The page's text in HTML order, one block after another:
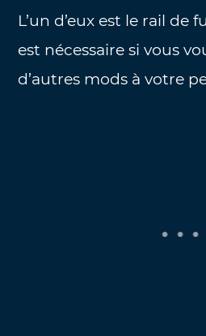
L’un d’eux est le rail de
est nécessaire si vous
d’autres mods à votre